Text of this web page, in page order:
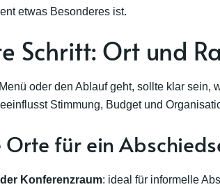
etwas Besonderes ist.
Schritt: Ort und
oder den Ablauf geht, sollte klar sein,
Stimmung, Budget und
für ein
Konferenzraum: ideal für informelle